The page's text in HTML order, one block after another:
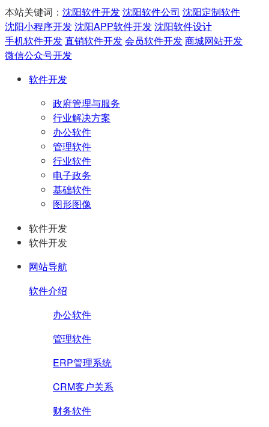
本站关键词： 沈阳软件开发沈阳软件公司 沈阳定制软件
沈阳小程序开发沈阳APP软件开发沈阳软件设计
手机软件开发直销软件开发会员软件开发商城网站开发
微信公众号开发
软件开发
政府管理与服务
行业解决方案
办公软件
管理软件
行业软件
电子政务
基础软件
图形图像
软件开发
软件开发
网站导航
软件介绍
办公软件
管理软件
ERP管理系统
CRM客户关系
财务软件